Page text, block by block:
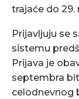
trajaće do 29.
Prijavljuju se
sistemu
Prijava je
septembra
celodnevnog